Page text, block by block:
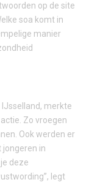
op de site
soa komt in
manier
IJsselland, merkte
Zo vroegen
Ook werden er
jongeren in
deze
legt